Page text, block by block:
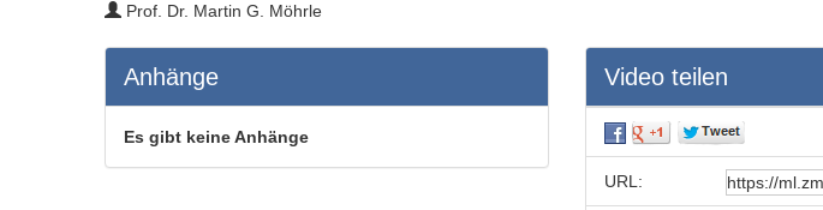
Prof. Dr. Martin G. Möhrle
Anhänge
Es gibt keine Anhänge
Video teilen
URL: